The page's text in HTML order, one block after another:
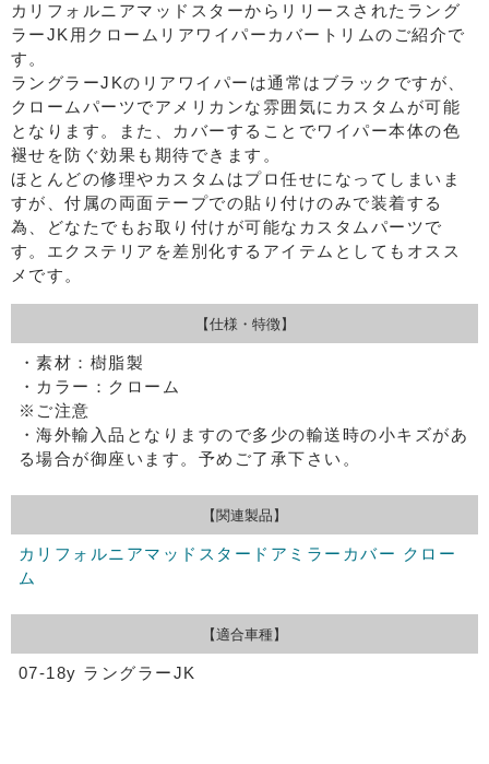
カリフォルニアマッドスターからリリースされたラング
ラーJK用クロームリアワイパーカバートリムのご紹介で
す。
ラングラーJKのリアワイパーは通常はブラックですが、
クロームパーツでアメリカンな雰囲気にカスタムが可能
となります。また、カバーすることでワイパー本体の色
褪せを防ぐ効果も期待できます。
ほとんどの修理やカスタムはプロ任せになってしまいま
すが、付属の両面テープでの貼り付けのみで装着する
為、どなたでもお取り付けが可能なカスタムパーツで
す。エクステリアを差別化するアイテムとしてもオスス
メです。
【仕様・特徴】
・素材：樹脂製
・カラー：クローム
※ご注意
・海外輸入品となりますので多少の輸送時の小キズがあ
る場合が御座います。予めご了承下さい。
【関連製品】
カリフォルニアマッドスタードアミラーカバー クロー
ム
【適合車種】
07-18y ラングラーJK